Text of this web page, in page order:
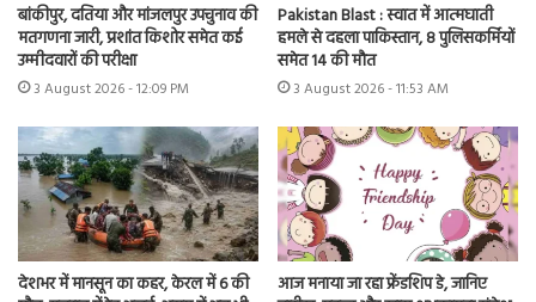
बांकीपुर, दतिया और मांजलपुर उपचुनाव की
मतगणना जारी, प्रशांत किशोर समेत कई
उम्मीदवारों की परीक्षा
3 August 2026 - 12:09 PM
Pakistan Blast : स्वात में आत्मघाती
हमले से दहला पाकिस्तान, 8 पुलिसकर्मियों
समेत 14 की मौत
3 August 2026 - 11:53 AM
देशभर में मानसून का कहर, केरल में 6 की
आज मनाया जा रहा फ्रेंडशिप डे, जानिए